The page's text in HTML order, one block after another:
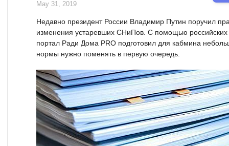
May 31, 2019
Недавно президент России Владимир Путин поручил
изменения устаревших СНиПов. С помощью российских
портал Ради Дома PRO подготовил для кабмина
нормы нужно поменять в первую очередь.